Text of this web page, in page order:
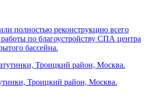
полностью реконструкцию всего
по благоустройству СПА центра
бассейна.
Троицкий район, Москва.